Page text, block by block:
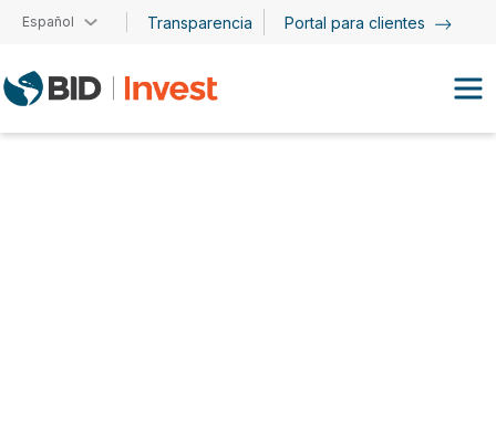
Pasar al contenido principal
Español Transparencia Portal para clientes